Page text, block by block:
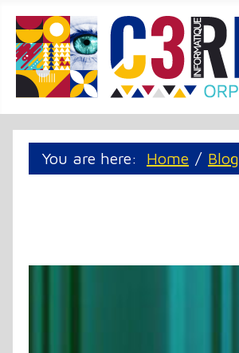
You are here: Home